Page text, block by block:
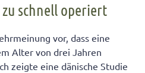
schnell operiert
vor, dass eine
Alter von drei Jahren
zeigte eine dänische Studie